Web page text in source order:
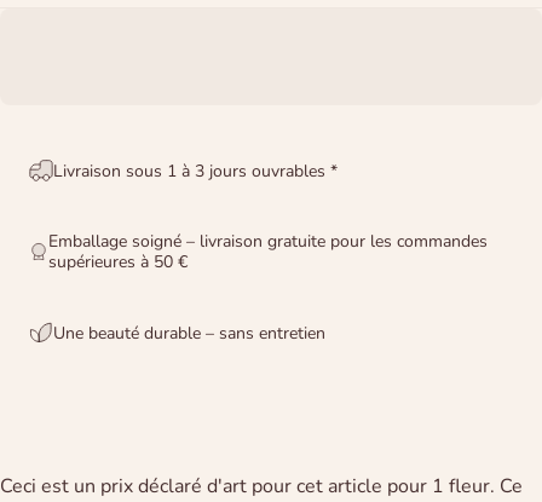
Livraison sous 1 à 3 jours ouvrables *
Emballage soigné – livraison gratuite pour les commandes
supérieures à 50 €
Une beauté durable – sans entretien
Ceci est un prix déclaré d'art pour cet article pour 1 fleur. Ce